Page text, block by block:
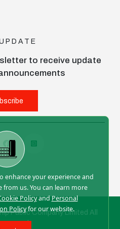
enhance your experience and
from us. You can learn more
PolicyandPersonal
Policyfor our website.
to receive update
Public Company Limited All